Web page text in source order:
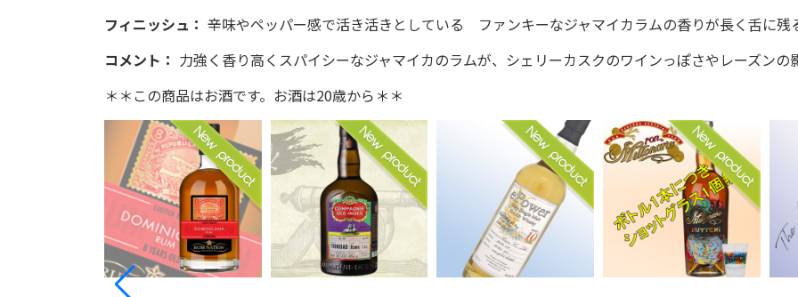
フィニッシュ： 辛味やペッパー感で活き活きとしている ファンキーなジャマイカラムの香りが長く舌に残
コメント： 力強く香り高くスパイシーなジャマイカのラムが、シェリーカスクのワインっぽさやレーズン
＊＊この商品はお酒です。お酒は20歳から＊＊